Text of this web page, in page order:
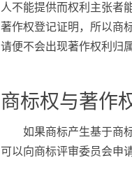
人不能提供而权利主张者
著作权登记证明，所以商
请便不会出现著作权利归
商标权与著作
如果商标产生基于商
可以向商标评审委员会申